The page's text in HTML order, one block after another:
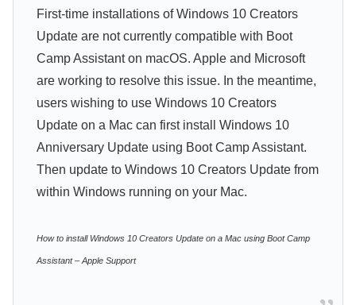
First-time installations of Windows 10 Creators
Update are not currently compatible with Boot
Camp Assistant on macOS. Apple and Microsoft
are working to resolve this issue. In the meantime,
users wishing to use Windows 10 Creators
Update on a Mac can first install Windows 10
Anniversary Update using Boot Camp Assistant.
Then update to Windows 10 Creators Update from
within Windows running on your Mac.
How to install Windows 10 Creators Update on a Mac using Boot Camp
Assistant – Apple Support